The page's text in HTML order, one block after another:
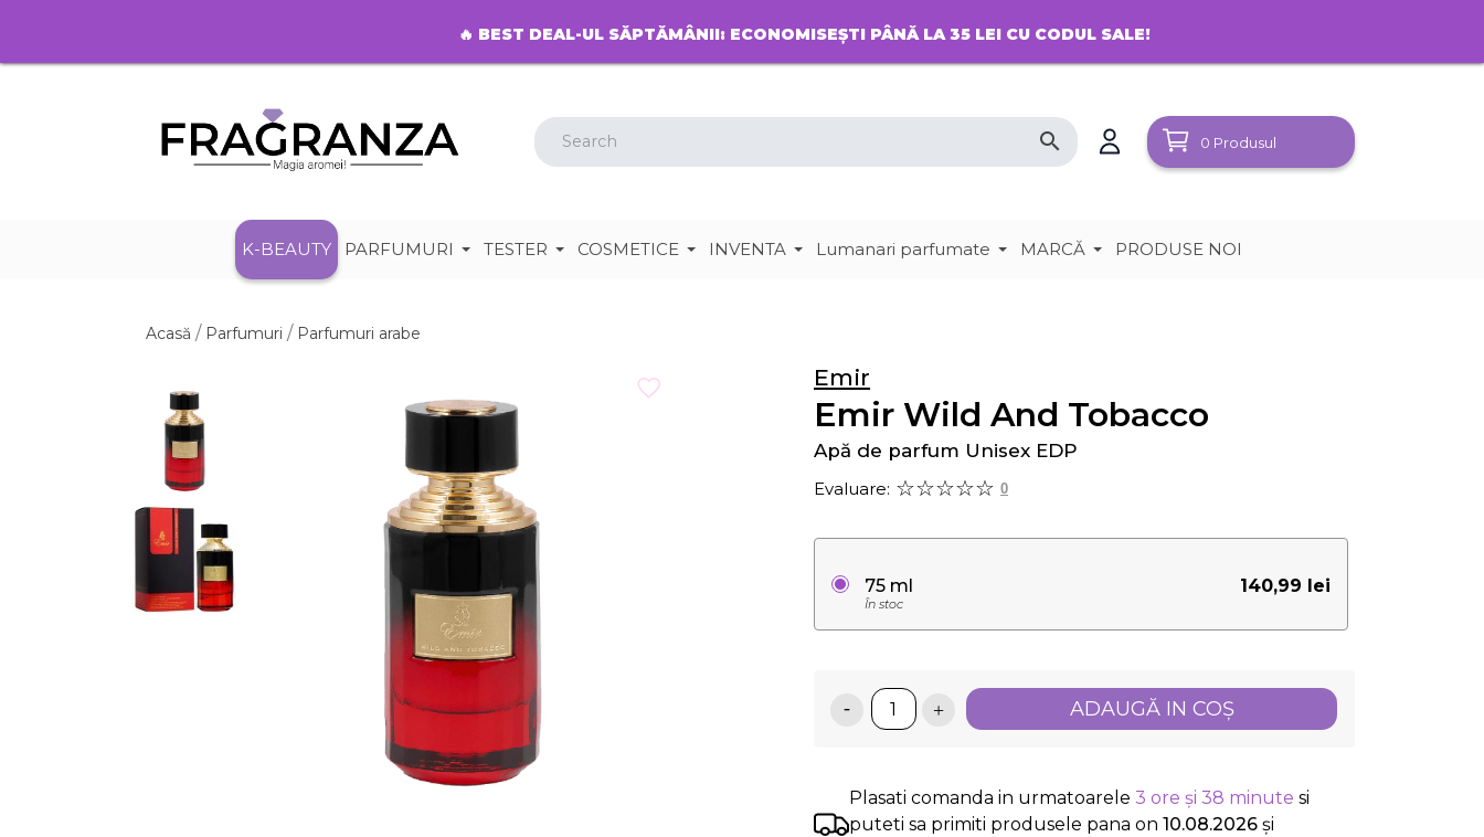
🔥 BEST DEAL-UL SĂPTĂMÂNII: ECONOMISEȘTI PÂNĂ LA 35 LEI CU CODUL SALE!
search 0 Produsul
K-BEAUTY PARFUMURI TESTER COSMETICE INVENTA Lumanari parfumate MARCĂ PRODUSE NOI
Acasă Parfumuri Parfumuri arabe
Emir
Emir Wild And Tobacco
Apă de parfum Unisex EDP
Evaluare: 0
140,99 lei
75 ml
În stoc
ADAUGĂ IN COŞ
Plasati comanda in urmatoarele 3 ore și 38 minute si
puteti sa primiti produsele pana on 10.08.2026 și